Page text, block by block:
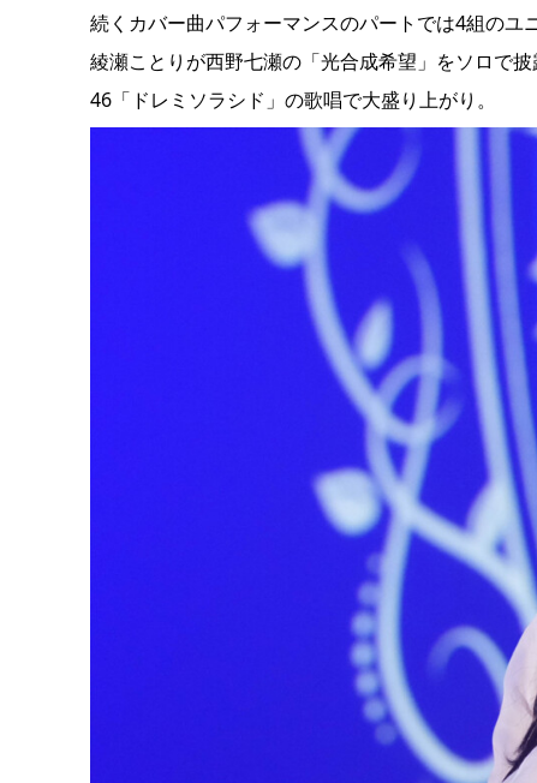
続くカバー曲パフォーマンスのパートでは4組のユ
綾瀬ことりが西野七瀬の「光合成希望」をソロで
46「ドレミソラシド」の歌唱で大盛り上がり。